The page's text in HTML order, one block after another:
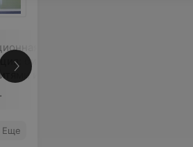
контурная
биоармирование
из
Еще